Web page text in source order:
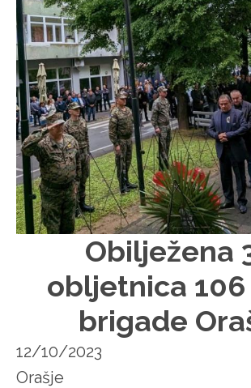
Obilježena
obljetnica 106
brigade
12/10/2023
Orašje